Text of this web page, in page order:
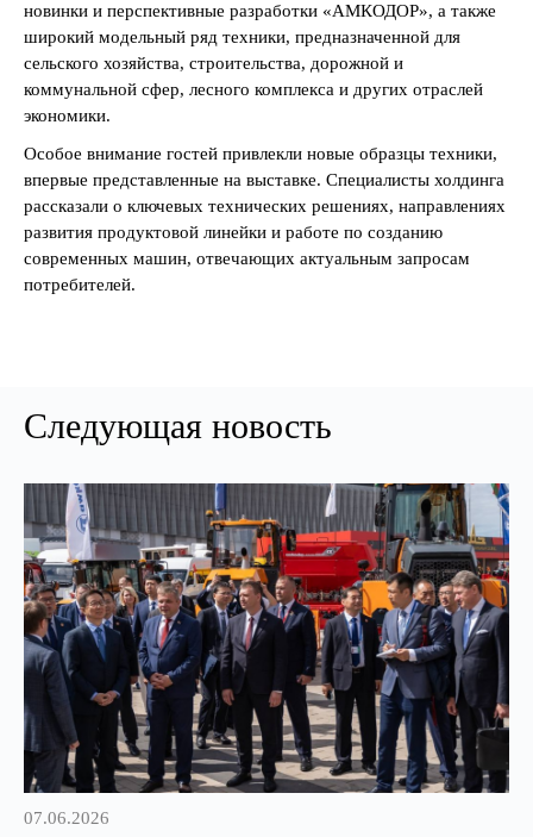
новинки и перспективные разработки «АМКОДОР», а также
широкий модельный ряд техники, предназначенной для
сельского хозяйства, строительства, дорожной и
коммунальной сфер, лесного комплекса и других отраслей
экономики.
Особое внимание гостей привлекли новые образцы техники,
впервые представленные на выставке. Специалисты холдинга
рассказали о ключевых технических решениях, направлениях
развития продуктовой линейки и работе по созданию
современных машин, отвечающих актуальным запросам
потребителей.
Следующая новость
07.06.2026